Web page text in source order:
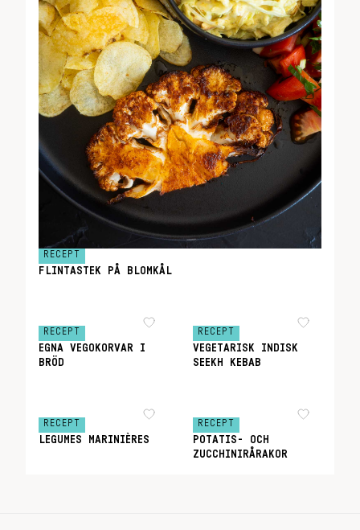
RECEPT
FLINTASTEK PÅ BLOMKÅL
RECEPT
EGNA VEGOKORVAR I
BRÖD
RECEPT
VEGETARISK INDISK
SEEKH KEBAB
RECEPT
LEGUMES MARINIÈRES
RECEPT
POTATIS- OCH
ZUCCHINIRÅRAKOR